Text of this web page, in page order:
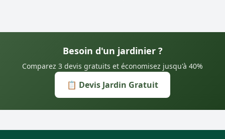
Besoin d'un jardinier ?
Comparez 3 devis gratuits et économisez jusqu'à 40%
📋 Devis Jardin Gratuit